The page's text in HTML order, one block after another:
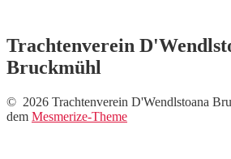
Trachtenverein
Bruckmühl
© 2026 Trachtenverein D'Wendlstoana
dem Mesmerize-Theme